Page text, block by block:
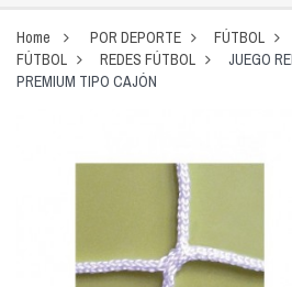
Home POR DEPORTE FÚTBOL
FÚTBOL
REDES FÚTBOL
JUEGO
PREMIUM TIPO CAJÓN